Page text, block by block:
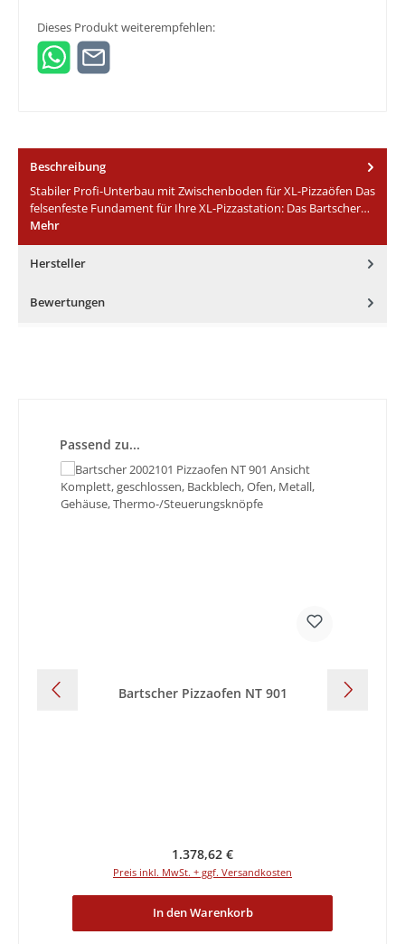
Dieses Produkt weiterempfehlen:
Beschreibung
Stabiler Profi-Unterbau mit Zwischenboden für XL-Pizzaöfen Das
felsenfeste Fundament für Ihre XL-Pizzastation: Das Bartscher…
Mehr
Hersteller
Bewertungen
Produktgalerie überspringen
Passend zu...
Bartscher Pizzaofen NT 901
Regulärer Preis:
1.378,62 €
Preis inkl. MwSt. + ggf. Versandkosten
In den Warenkorb